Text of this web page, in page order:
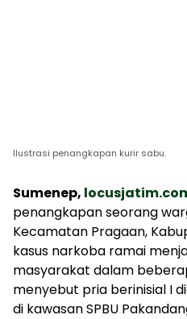
Ilustrasi penangkapan kurir sabu.
Sumenep,
penangkapan seorang
Kecamatan Pragaan,
kasus narkoba ramai
masyarakat dalam
menyebut pria berinisial I
di kawasan SPBU